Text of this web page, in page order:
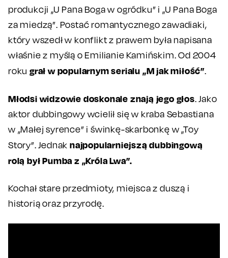
produkcji „U Pana Boga w ogródku” i „U Pana Boga
za miedzą”. Postać romantycznego zawadiaki,
który wszedł w konflikt z prawem była napisana
właśnie z myślą o Emilianie Kamińskim. Od 2004
roku grał w popularnym serialu „M jak miłość”.
Młodsi widzowie doskonale znają jego głos. Jako
aktor dubbingowy wcielił się w kraba Sebastiana
w „Małej syrence” i świnkę-skarbonkę w „Toy
Story”. Jednaknajpopularniejszą dubbingową
rolą był Pumba z „Króla Lwa”.
Kochał stare przedmioty, miejsca z duszą i
historią oraz przyrodę.